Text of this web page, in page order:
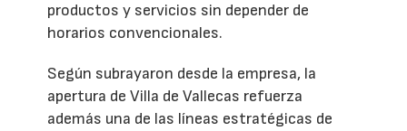
productos y servicios sin depender de
horarios convencionales.
Según subrayaron desde la empresa, la
apertura de Villa de Vallecas refuerza
además una de las líneas estratégicas de